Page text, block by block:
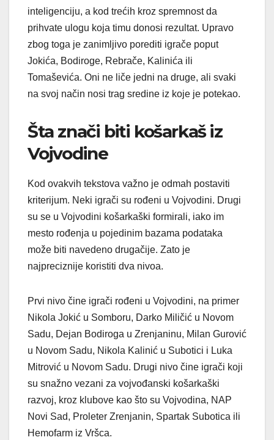
inteligenciju, a kod trećih kroz spremnost da
prihvate ulogu koja timu donosi rezultat. Upravo
zbog toga je zanimljivo porediti igrače poput
Jokića, Bodiroge, Rebrače, Kalinića ili
Tomaševića. Oni ne liče jedni na druge, ali svaki
na svoj način nosi trag sredine iz koje je potekao.
Šta znači biti košarkaš iz
Vojvodine
Kod ovakvih tekstova važno je odmah postaviti
kriterijum. Neki igrači su rođeni u Vojvodini. Drugi
su se u Vojvodini košarkaški formirali, iako im
mesto rođenja u pojedinim bazama podataka
može biti navedeno drugačije. Zato je
najpreciznije koristiti dva nivoa.
Prvi nivo čine igrači rođeni u Vojvodini, na primer
Nikola Jokić u Somboru, Darko Miličić u Novom
Sadu, Dejan Bodiroga u Zrenjaninu, Milan Gurović
u Novom Sadu, Nikola Kalinić u Subotici i Luka
Mitrović u Novom Sadu. Drugi nivo čine igrači koji
su snažno vezani za vojvođanski košarkaški
razvoj, kroz klubove kao što su Vojvodina, NAP
Novi Sad, Proleter Zrenjanin, Spartak Subotica ili
Hemofarm iz Vršca.